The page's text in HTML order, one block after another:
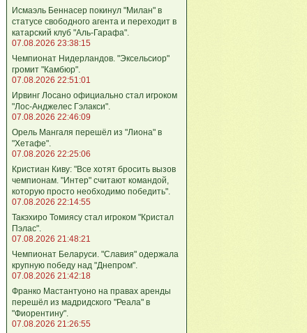
Исмаэль Беннасер покинул "Милан" в
статусе свободного агента и переходит в
катарский клуб "Аль-Гарафа".
07.08.2026 23:38:15
Чемпионат Нидерландов. "Эксельсиор"
громит "Камбюр".
07.08.2026 22:51:01
Ирвинг Лосано официально стал игроком
"Лос-Анджелес Гэлакси".
07.08.2026 22:46:09
Орель Мангаля перешёл из "Лиона" в
"Хетафе".
07.08.2026 22:25:06
Кристиан Киву: "Все хотят бросить вызов
чемпионам. "Интер" считают командой,
которую просто необходимо победить".
07.08.2026 22:14:55
Такэхиро Томиясу стал игроком "Кристал
Пэлас".
07.08.2026 21:48:21
Чемпионат Беларуси. "Славия" одержала
крупную победу над "Днепром".
07.08.2026 21:42:18
Франко Мастантуоно на правах аренды
перешёл из мадридского "Реала" в
"Фиорентину".
07.08.2026 21:26:55